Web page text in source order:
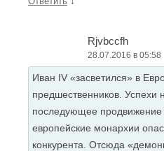
Rjvbccfh
28.07.2016 в 05:58
Иван IV «засветился» в
предшественников. Успехи
последующее продвижение
европейские монархии
конкурента. Отсюда